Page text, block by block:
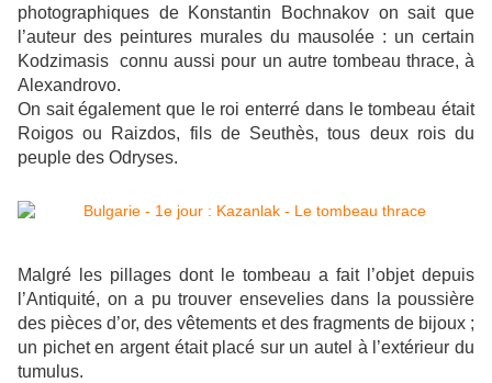
photographiques de Konstantin Bochnakov on sait que
l’auteur des peintures murales du mausolée : un certain
Kodzimasis connu aussi pour un autre tombeau thrace, à
Alexandrovo.
On sait également que le roi enterré dans le tombeau était
Roigos ou Raizdos, fils de Seuthès, tous deux rois du
peuple des Odryses.
Malgré les pillages dont le tombeau a fait l’objet depuis
l’Antiquité, on a pu trouver ensevelies dans la poussière
des pièces d’or, des vêtements et des fragments de bijoux ;
un pichet en argent était placé sur un autel à l’extérieur du
tumulus.